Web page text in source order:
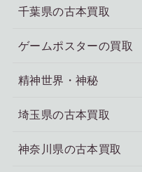
千葉県の古本買取
ゲームポスターの買取
精神世界・神秘
埼玉県の古本買取
神奈川県の古本買取